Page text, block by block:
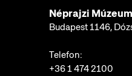
Néprajzi Múzeum
Budapest 1146,
Telefon:
+36 1 474 2100